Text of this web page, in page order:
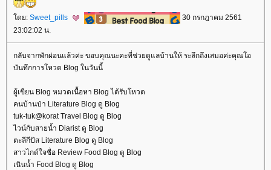
ดย: Sweet_pills
30 กรกฎาคม 2561
23:02:02 น.
กลับจากพักผ่อนแล้วค่ะ ขอบคุณนะคะที่ช่วยดูแลบ้านให้ ระลึกถึงเสมอค่ะคุณโอ
บันทึกการโหวต Blog ในวันนี้
ผู้เขียน Blog หมวดเนื้อหา Blog ได้รับโหวต
คนบ้านป่า Literature Blog ดู Blog
tuk-tuk@korat Travel Blog ดู Blog
ไวน์กับสายน้ำ Diarist ดู Blog
ตะลีกีปัส Literature Blog ดู Blog
สาวไกด์ใจซื่อ Review Food Blog ดู Blog
เนินน้ำ Food Blog ดู Blog